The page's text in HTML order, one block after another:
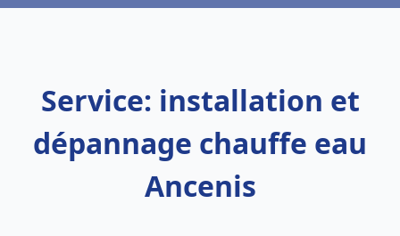
Service: installation et
dépannage chauffe eau
Ancenis